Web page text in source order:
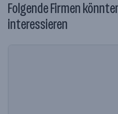
Folgende Firmen
interessieren